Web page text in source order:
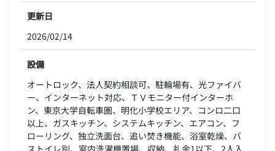
更新日
2026/02/14
設備
オートロック、法人契約相談可、駐輪場有、光ファイバ
ー、インターネット対応、ＴＶモニター付インターホ
ン、東京大学自転車圏、明化小学校エリア、コンロ二口
以上、ガスキッチン、システムキッチン、エアコン、フ
ローリング、独立洗面台、追い焚き機能、浴室乾燥、バ
ストイレ別、室内洗濯機置場、収納、礼金1以下、2人入